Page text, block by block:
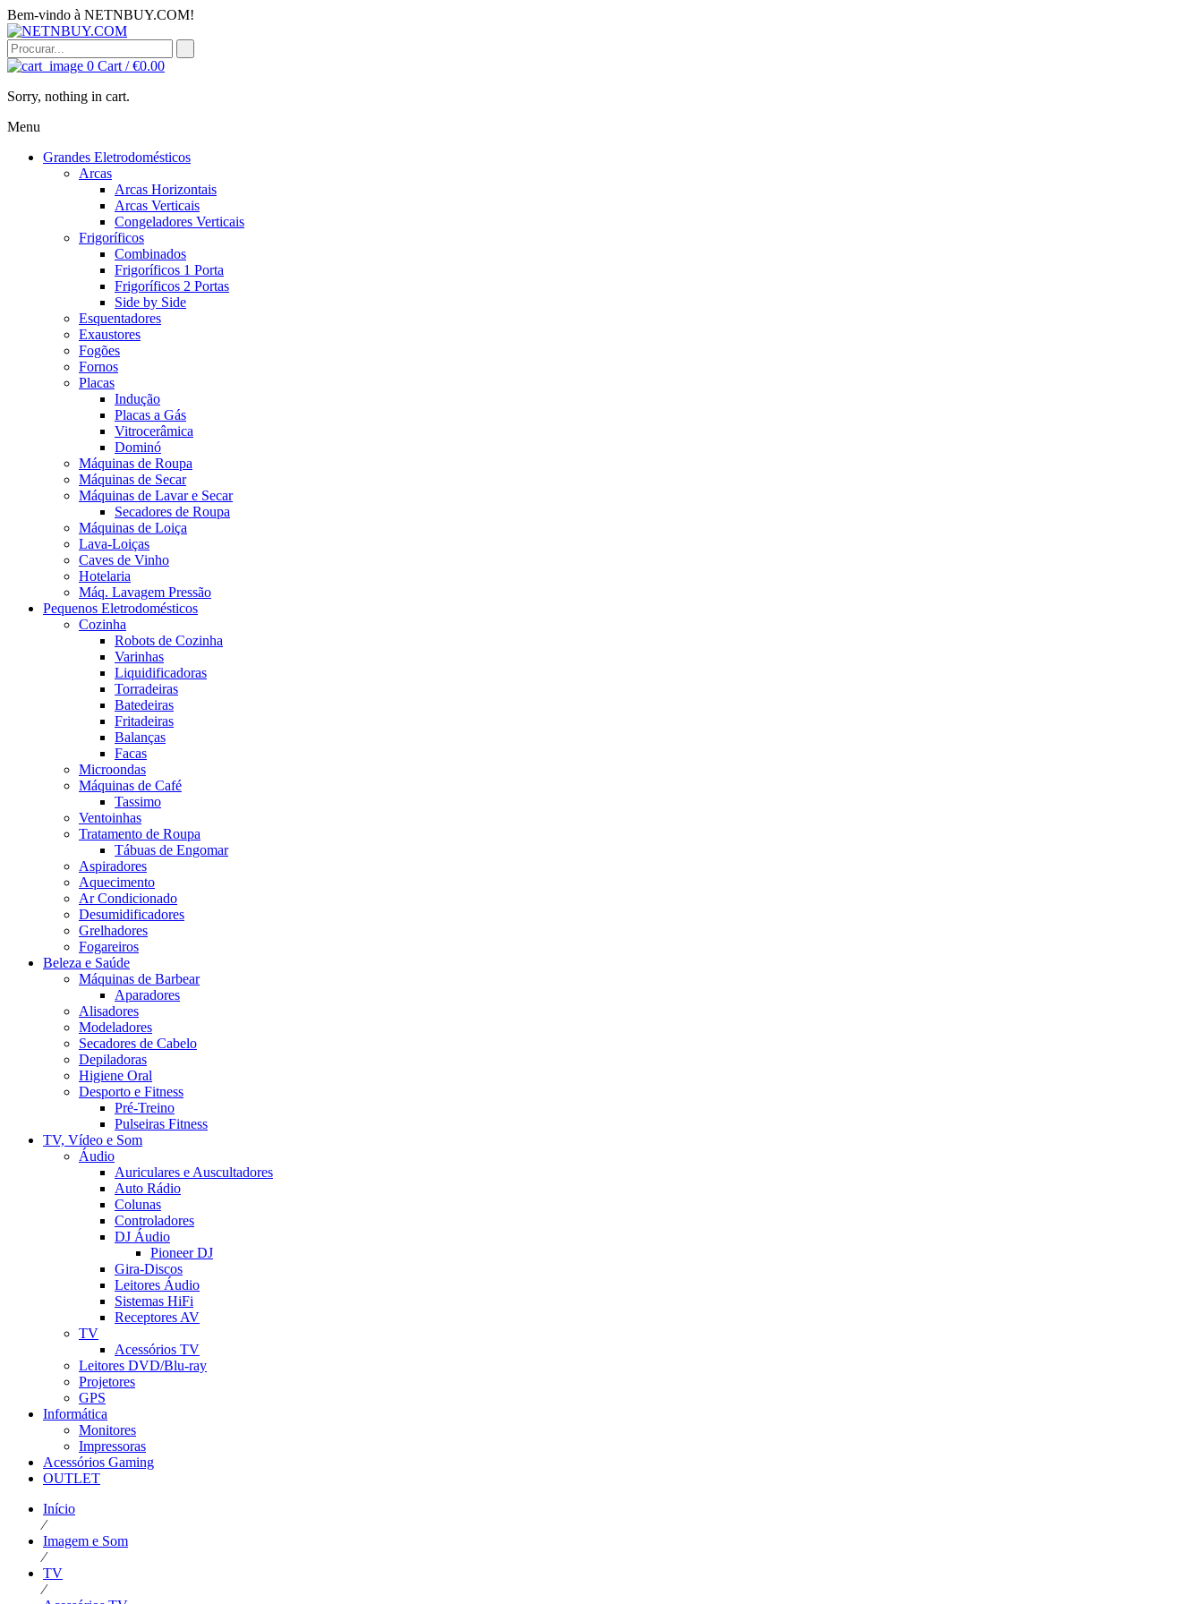
Bem-vindo à NETNBUY.COM!
0 Cart /€0.00
Sorry, nothing in cart.
Menu
Grandes Eletrodomésticos
Arcas
Arcas Horizontais
Arcas Verticais
Congeladores Verticais
Frigoríficos
Combinados
Frigoríficos 1 Porta
Frigoríficos 2 Portas
Side by Side
Esquentadores
Exaustores
Fogões
Fornos
Placas
Indução
Placas a Gás
Vitrocerâmica
Dominó
Máquinas de Roupa
Máquinas de Secar
Máquinas de Lavar e Secar
Secadores de Roupa
Máquinas de Loiça
Lava-Loiças
Caves de Vinho
Hotelaria
Máq. Lavagem Pressão
Pequenos Eletrodomésticos
Cozinha
Robots de Cozinha
Varinhas
Liquidificadoras
Torradeiras
Batedeiras
Fritadeiras
Balanças
Facas
Microondas
Máquinas de Café
Tassimo
Ventoinhas
Tratamento de Roupa
Tábuas de Engomar
Aspiradores
Aquecimento
Ar Condicionado
Desumidificadores
Grelhadores
Fogareiros
Beleza e Saúde
Máquinas de Barbear
Aparadores
Alisadores
Modeladores
Secadores de Cabelo
Depiladoras
Higiene Oral
Desporto e Fitness
Pré-Treino
Pulseiras Fitness
TV, Vídeo e Som
Áudio
Auriculares e Auscultadores
Auto Rádio
Colunas
Controladores
DJ Áudio
Pioneer DJ
Gira-Discos
Leitores Áudio
Sistemas HiFi
Receptores AV
TV
Acessórios TV
Leitores DVD/Blu-ray
Projetores
GPS
Informática
Monitores
Impressoras
Acessórios Gaming
OUTLET
Início
⁄
Imagem e Som
⁄
TV
⁄